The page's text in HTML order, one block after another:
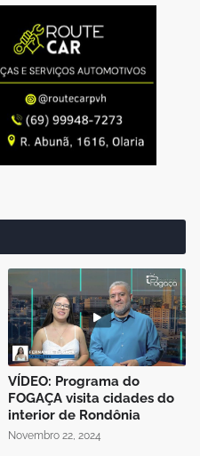
VÍDEO: Programa do
FOGAÇA visita cidades do
interior de Rondônia
Novembro 22, 2024